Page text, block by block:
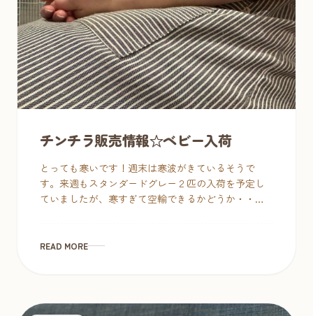
チンチラ販売情報☆ベビー入荷
とっても寒いです！週末は寒波がきているそうで
す。来週もスタンダードグレー２匹の入荷を予定し
ていましたが、寒すぎて空輸できるかどうか・・。
READ MORE